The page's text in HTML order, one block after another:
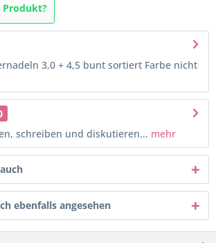
Produkt?
3,0 + 4,5 bunt sortiert Farbe nicht
schreiben und diskutieren... mehr
ebenfalls angesehen